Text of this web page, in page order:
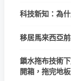
科技新知：為
移居馬來西亞
鎖水拖布技術
開箱，拖完地